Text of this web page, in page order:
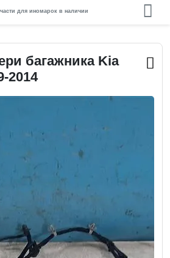
для иномарок в наличии
багажника Kia
2014